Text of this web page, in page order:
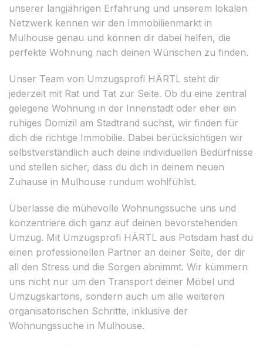
unserer langjährigen Erfahrung und unserem lokalen
Netzwerk kennen wir den Immobilienmarkt in
Mulhouse genau und können dir dabei helfen, die
perfekte Wohnung nach deinen Wünschen zu finden.
Unser Team von Umzugsprofi HÄRTL steht dir
jederzeit mit Rat und Tat zur Seite. Ob du eine zentral
gelegene Wohnung in der Innenstadt oder eher ein
ruhiges Domizil am Stadtrand suchst, wir finden für
dich die richtige Immobilie. Dabei berücksichtigen wir
selbstverständlich auch deine individuellen Bedürfnisse
und stellen sicher, dass du dich in deinem neuen
Zuhause in Mulhouse rundum wohlfühlst.
Überlasse die mühevolle Wohnungssuche uns und
konzentriere dich ganz auf deinen bevorstehenden
Umzug. Mit Umzugsprofi HÄRTL aus Potsdam hast du
einen professionellen Partner an deiner Seite, der dir
all den Stress und die Sorgen abnimmt. Wir kümmern
uns nicht nur um den Transport deiner Möbel und
Umzugskartons, sondern auch um alle weiteren
organisatorischen Schritte, inklusive der
Wohnungssuche in Mulhouse.